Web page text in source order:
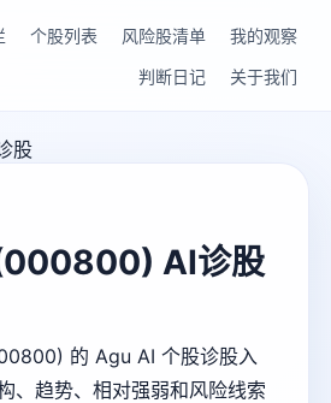
个股列表 风险股清单
我的观察
判断日记
关于我们
股
AI诊股
的 Agu AI 个股诊股入
、趋势、相对强弱和风险线索